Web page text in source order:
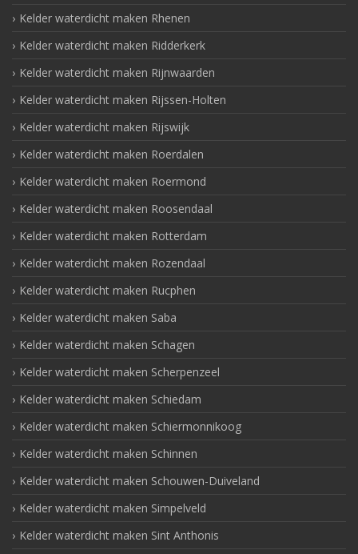
Kelder waterdicht maken Rhenen
Kelder waterdicht maken Ridderkerk
Kelder waterdicht maken Rijnwaarden
Kelder waterdicht maken Rijssen-Holten
Kelder waterdicht maken Rijswijk
Kelder waterdicht maken Roerdalen
Kelder waterdicht maken Roermond
Kelder waterdicht maken Roosendaal
Kelder waterdicht maken Rotterdam
Kelder waterdicht maken Rozendaal
Kelder waterdicht maken Rucphen
Kelder waterdicht maken Saba
Kelder waterdicht maken Schagen
Kelder waterdicht maken Scherpenzeel
Kelder waterdicht maken Schiedam
Kelder waterdicht maken Schiermonnikoog
Kelder waterdicht maken Schinnen
Kelder waterdicht maken Schouwen-Duiveland
Kelder waterdicht maken Simpelveld
Kelder waterdicht maken Sint Anthonis